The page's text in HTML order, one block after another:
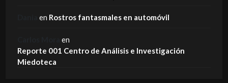
en Rostros fantasmales en automóvil
en
Reporte 001 Centro de Análisis e Investigación
Miedoteca